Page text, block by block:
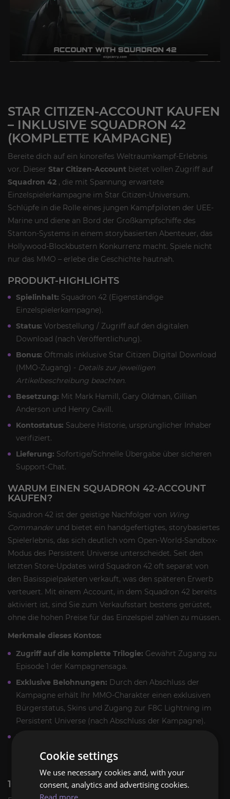
STAR CITIZEN-ACCOUNT KAUFEN
– INKLUSIVE SQUADRON 42
(KOMPLETTE KAMPAGNE)
Bereite dich auf ein kinoreifes Weltraumkampf-Erlebnis
vor. Dieser Star Citizen-Account bietet vollen Zugriff auf
Squadron 42 , die mit Spannung erwartete
Einzelspielerkampagne im Star Citizen-Universum.
Schlüpfe in die Rolle eines jungen Kampfpiloten der UEE-
Marine und diene an Bord der Großkampfschiffe des
Stanton-Systems in einem storybasierten Abenteuer, das
Hollywood-Blockbustern Konkurrenz macht. Spiele nicht
nur das MMO – erlebe die Geschichte hautnah.
PRODUKT-HIGHLIGHTS
Spielinhalt: Squadron 42 (Eigenständige
Einzelspielerkampagne).
Status: Vorbestellung / Zugriff auf den digitalen
Download (nach Veröffentlichung).
Bonus: Oftmals inklusive Star Citizen Digital Download
(MMO-Zugang) - Details zur jeweiligen
Artikelbeschreibung beachten.
Besetzung: Mit Mark Hamill, Gary Oldman, Gillian
Anderson und Henry Cavill.
Kontostatus: Saubere Historie, ursprünglicher Inhaber
verifiziert.
Lieferung: Sofortige/Schnelle Übergabe über sicheren
Support-Chat.
WARUM EINEN SQUADRON 42-ACCOUNT
KAUFEN?
Squadron 42 ist der geistige Nachfolger von Wing
Commanderund bietet ein handgefertigtes, storybasiertes
Spielerlebnis, das sich deutlich vom Open-World-Sandbox-
Modus des Persistent Universe unterscheidet. Seit den
letzten Store-Updates wird Squadron 42 oft separat von
den Basisspielpaketen verkauft, was den späteren Erwerb
verteuert. Mit einem Account, in dem Squadron 42 bereits
aktiviert ist, sind Sie zum Verkaufsstart bestens gerüstet,
ohne die hohen Preise für das Einzelspiel zahlen zu müssen.
Merkmale dieses Kontos:
Zugriff auf die komplette Trilogie: Gewährt Zugang zu
Episode 1 der Kampagnensaga.
Exklusive Belohnungen: Durch den Abschluss der
Kampagne erhält Ihr MMO-Charakter einen exklusiven
Bürgerstatus, Skins und Zugang zur F8C Lightning im
Persistent Universe (nach Abschluss der Kampagne).
zusammengestellten Story-Modus, in dem du keine
aUEC farmen musst – nur pure Action und Storytelling.
100% SICHERE ÜBERGABEGARANTIE
Cookie settings
We use necessary cookies and, with your
consent, analytics and advertising cookies.
Read more